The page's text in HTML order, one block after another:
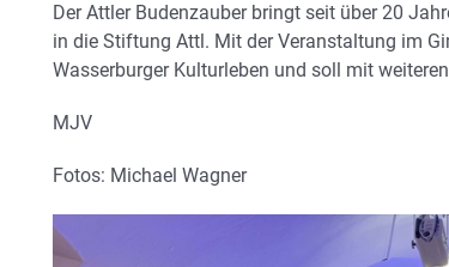
Der Attler Budenzauber bringt seit über 20
in die Stiftung Attl. Mit der Veranstaltung im
Wasserburger Kulturleben und soll mit
MJV
Fotos: Michael Wagner